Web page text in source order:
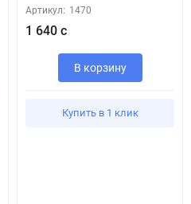
Артикул: 1470
1 640 с
В корзину
Купить в 1 клик